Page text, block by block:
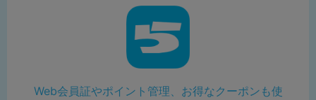
Web会員証やポイント管理、お得なクーポンも使